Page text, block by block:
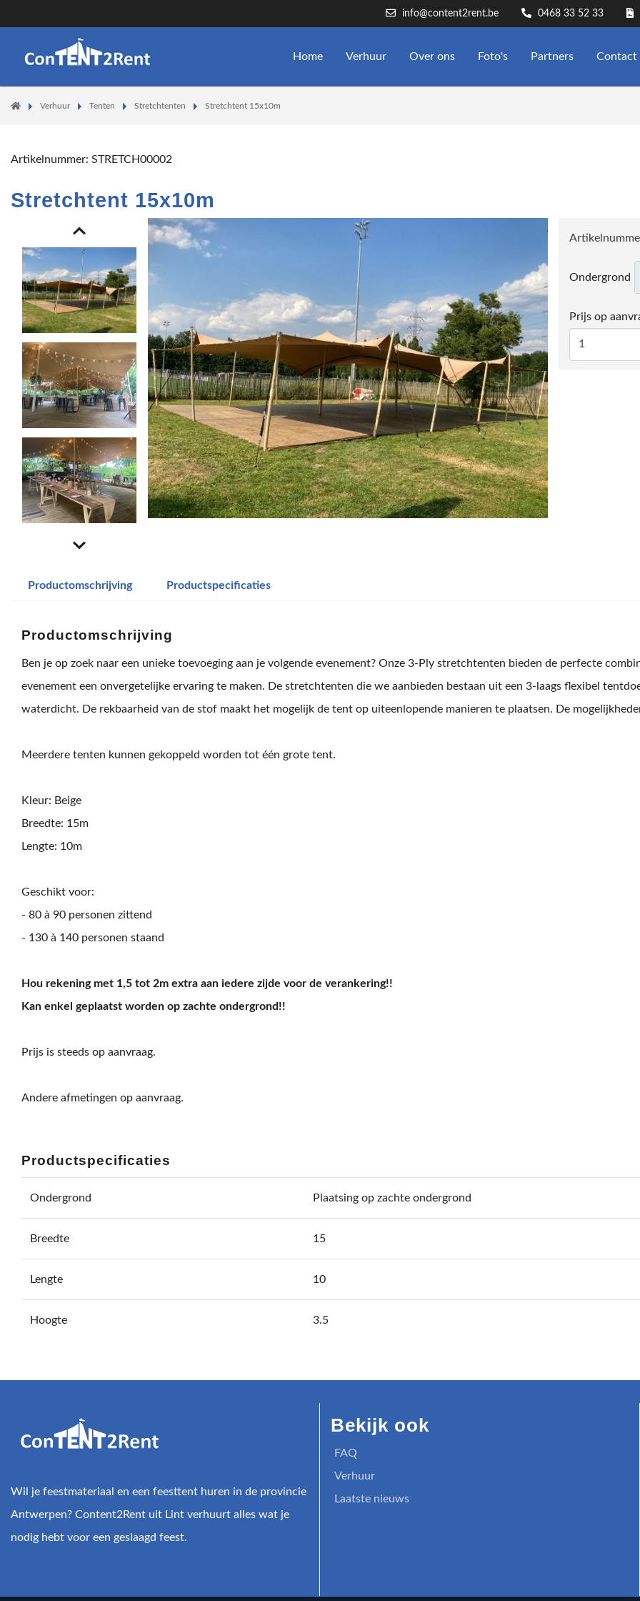
info@content2rent.be 0468 33 52 33
Home Verhuur Over ons Foto's Partners Contact
Verhuur Tenten Stretchtenten Stretchtent 15x10m
Artikelnummer: STRETCH00002
Stretchtent 15x10m
Ondergrond
Prijs op
Productomschrijving Productspecificaties
Productomschrijving
Ben je op zoek naar een unieke toevoeging aan je volgende evenement? Onze 3-Ply stretchtenten bieden de perfecte
evenement een onvergetelijke ervaring te maken. De stretchtenten die we aanbieden bestaan uit een 3-laags flexibel
waterdicht. De rekbaarheid van de stof maakt het mogelijk de tent op uiteenlopende manieren te plaatsen. De
Meerdere tenten kunnen gekoppeld worden tot één grote tent.
Kleur: Beige
Breedte: 15m
Lengte: 10m
Geschikt voor:
- 80 à 90 personen zittend
- 130 à 140 personen staand
Hou rekening met 1,5 tot 2m extra aan iedere zijde voor de verankering!!
Kan enkel geplaatst worden op zachte ondergrond!!
Prijs is steeds op aanvraag.
Andere afmetingen op aanvraag.
Productspecificaties
Ondergrond Plaatsing op zachte ondergrond
Breedte 15
Lengte 10
Hoogte 3.5
Wil je feestmateriaal en een feesttent huren in de provincie
Antwerpen? Content2Rent uit Lint verhuurt alles wat je
nodig hebt voor een geslaagd feest.
Bekijk ook
FAQ
Verhuur
Laatste nieuws